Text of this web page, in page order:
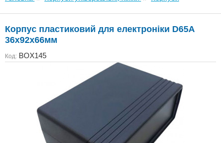
Корпус пластиковий для електроніки D65A
36x92x66мм
Код: BOX145